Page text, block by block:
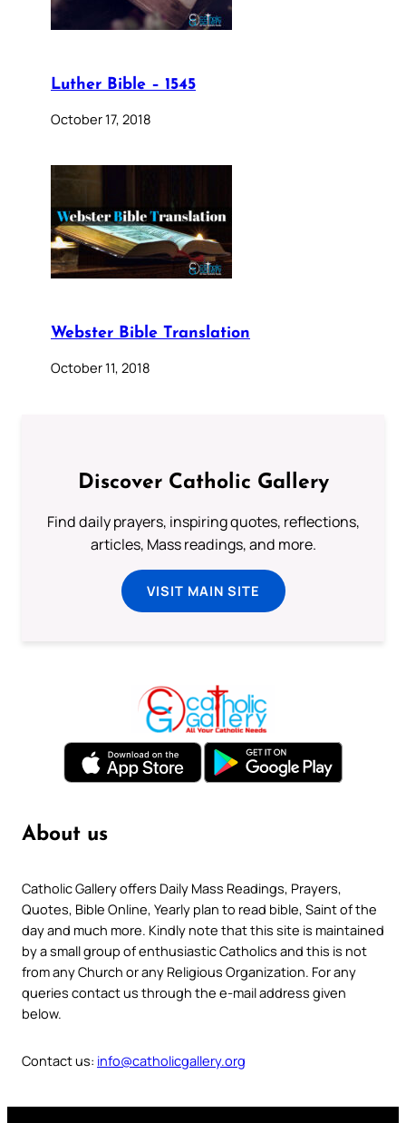
Luther Bible – 1545
October 17, 2018
Webster Bible Translation
October 11, 2018
Discover Catholic Gallery
Find daily prayers, inspiring quotes, reflections,
articles, Mass readings, and more.
VISIT MAIN SITE
About us
Catholic Gallery offers Daily Mass Readings, Prayers,
Quotes, Bible Online, Yearly plan to read bible, Saint of the
day and much more. Kindly note that this site is maintained
by a small group of enthusiastic Catholics and this is not
from any Church or any Religious Organization. For any
queries contact us through the e-mail address given
below.
Contact us: info@catholicgallery.org